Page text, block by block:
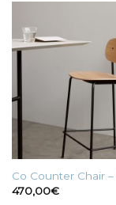
Co Counter Chair
470,00€